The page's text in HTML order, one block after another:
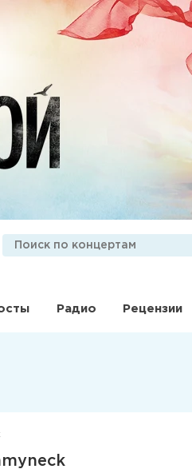
Радио Рецензии